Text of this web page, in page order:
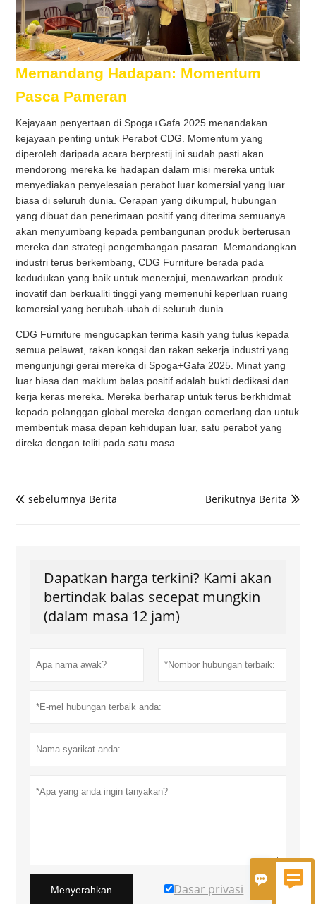
 
Memandang Hadapan: Momentum
Pasca Pameran
Kejayaan penyertaan di Spoga+Gafa 2025 menandakan
kejayaan penting untuk Perabot CDG. Momentum yang
diperoleh daripada acara berprestij ini sudah pasti akan
mendorong mereka ke hadapan dalam misi mereka untuk
menyediakan penyelesaian perabot luar komersial yang luar
biasa di seluruh dunia. Cerapan yang dikumpul, hubungan
yang dibuat dan penerimaan positif yang diterima semuanya
akan menyumbang kepada pembangunan produk berterusan
mereka dan strategi pengembangan pasaran. Memandangkan
industri terus berkembang, CDG Furniture berada pada
kedudukan yang baik untuk menerajui, menawarkan produk
inovatif dan berkualiti tinggi yang memenuhi keperluan ruang
komersial yang berubah-ubah di seluruh dunia.
CDG Furniture mengucapkan terima kasih yang tulus kepada
semua pelawat, rakan kongsi dan rakan sekerja industri yang
mengunjungi gerai mereka di Spoga+Gafa 2025. Minat yang
luar biasa dan maklum balas positif adalah bukti dedikasi dan
kerja keras mereka. Mereka berharap untuk terus berkhidmat
kepada pelanggan global mereka dengan cemerlang dan untuk
membentuk masa depan kehidupan luar, satu perabot yang
direka dengan teliti pada satu masa.
 sebelumnya Berita 
Berikutnya Berita
Dapatkan harga terkini? Kami akan
bertindak balas secepat mungkin
(dalam masa 12 jam)
Menyerahkan Dasar privasi